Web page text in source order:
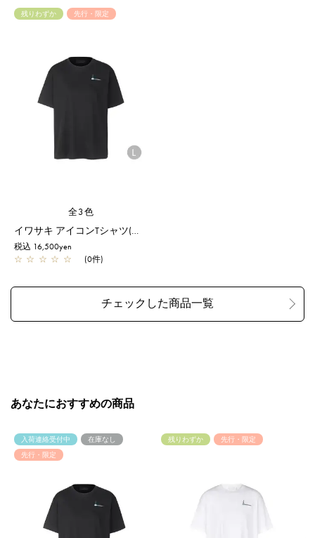
残りわずか 先行・限定
全3色
税込 16,500yen
☆ ☆ ☆ ☆ ☆ (0件)
あなたにおすすめの商品
入荷連絡受付中
在庫なし
先行・限定
残りわずか 先行・限定